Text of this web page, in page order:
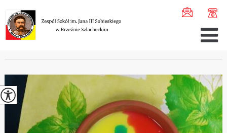
Kółko ekologiczno- p ...
KÓŁKO EKOLOGICZNO- PRZYRODNICZE.